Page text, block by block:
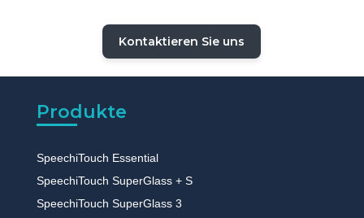
Kontaktieren Sie uns
Produkte
SpeechiTouch Essential
SpeechiTouch SuperGlass + S
SpeechiTouch SuperGlass 3